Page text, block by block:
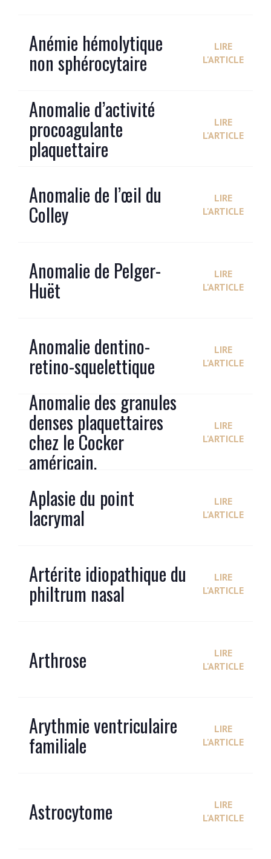
Anémie hémolytique
non sphérocytaire
LIRE
L'ARTICLE
Anomalie d’activité
procoagulante
plaquettaire
LIRE
L'ARTICLE
Anomalie de l’œil du
Colley
LIRE
L'ARTICLE
Anomalie de Pelger-
Huët
LIRE
L'ARTICLE
Anomalie dentino-
retino-squelettique
LIRE
L'ARTICLE
Anomalie des granules
denses plaquettaires
chez le Cocker
américain.
LIRE
L'ARTICLE
Aplasie du point
lacrymal
LIRE
L'ARTICLE
Artérite idiopathique du
philtrum nasal
LIRE
L'ARTICLE
Arthrose
LIRE
L'ARTICLE
Arythmie ventriculaire
familiale
LIRE
L'ARTICLE
Astrocytome
LIRE
L'ARTICLE